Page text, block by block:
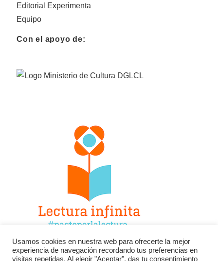
Editorial Experimenta
Equipo
Con el apoyo de:
Facebook Twitter Instagram
Usamos cookies en nuestra web para ofrecerte la mejor
experiencia de navegación recordando tus preferencias en
visitas repetidas. Al elegir "Aceptar", das tu consentimiento